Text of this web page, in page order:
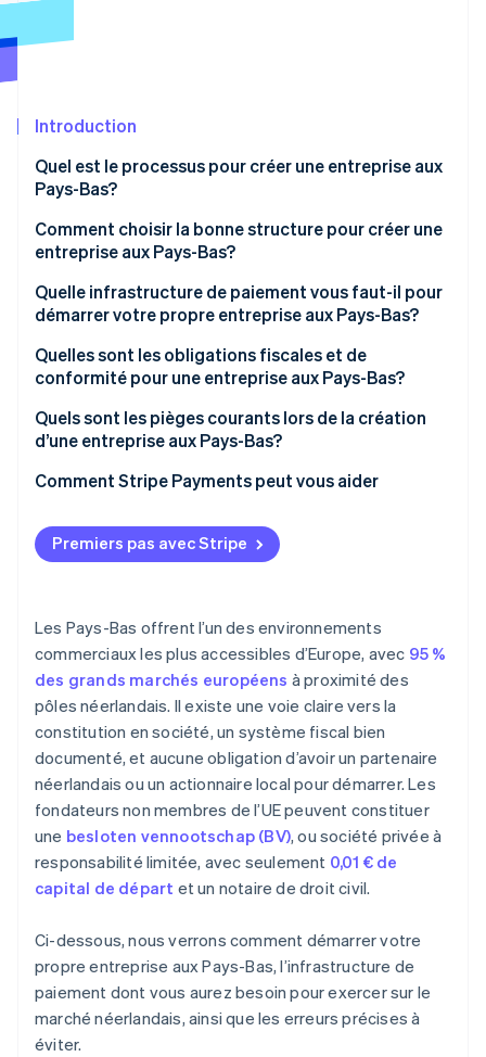
Constitution d'une entreprise
Identity
Découvrez comment Stripe construit l’infrastructure
l’IA.
Stripe App Marketplace
Introduction
Quel est le processus pour créer une entreprise aux
Pays-Bas?
Choisir votre structure juridique
Travailler avec un notaire néerlandais
S’inscrire auprès du KVK
Recevoir vos numéros d’inscription
Ouvrir un compte bancaire d’entreprise
Obtenir les licences sectorielles requises
Comment choisir la bonne structure pour créer une
entreprise aux Pays-Bas?
Quelle infrastructure de paiement vous faut-il pour
démarrer votre propre entreprise aux Pays-Bas?
Quelles sont les obligations fiscales et de
conformité pour une entreprise aux Pays-Bas?
TVA (BTW)
Impôt sur les bénéfices des entreprises
Taxe sur les salaires
Comptes annuels
Quels sont les pièges courants lors de la création
d’une entreprise aux Pays-Bas?
Choisir la mauvaise structure juridique trop tôt
Sous-estimer le salaire habituel minimal
Retards d’inscription à la TVA
Prendre du retard dans la tenue de livres
Comment Stripe Payments peut vous aider
Premiers pas avec Stripe
Les Pays-Bas offrent l’un des environnements
commerciaux les plus accessibles d’Europe, avec 95 %
des grands marchés européens à proximité des
pôles néerlandais. Il existe une voie claire vers la
constitution en société, un système fiscal bien
documenté, et aucune obligation d’avoir un partenaire
néerlandais ou un actionnaire local pour démarrer. Les
fondateurs non membres de l’UE peuvent constituer
une besloten vennootschap (BV), ou société privée à
responsabilité limitée, avec seulement 0,01 € de
capital de départ et un notaire de droit civil.
Ci-dessous, nous verrons comment démarrer votre
propre entreprise aux Pays-Bas, l’infrastructure de
paiement dont vous aurez besoin pour exercer sur le
marché néerlandais, ainsi que les erreurs précises à
éviter.